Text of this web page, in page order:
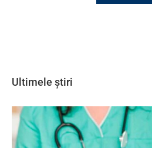
Ultimele știri